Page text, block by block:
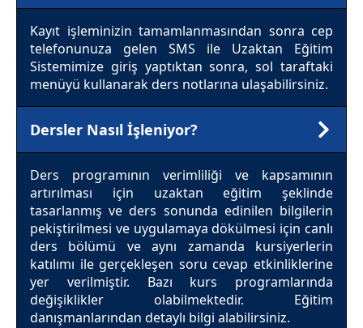
Kayıt işleminizin tamamlanmasından sonra cep
telefonunuza gelen SMS ile Uzaktan Eğitim
Sistemimize giriş yaptıktan sonra, sol taraftaki
menüyü kullanarak ders notlarına ulaşabilirsiniz.
Dersler Nasıl İşleniyor?
Ders programının verimliliği ve kapsamının
artırılması için uzaktan eğitim şeklinde
tasarlanmış ve ders sonunda edinilen bilgilerin
pekiştirilmesi ve uygulamaya dökülmesi için canlı
ders bölümü ve aynı zamanda kursiyerlerin
katılımı ile gerçekleşen soru cevap etkinliklerine
yer verilmiştir. Bazı kurs programlarında
değişiklikler olabilmektedir. Eğitim
danışmanlarından detaylı bilgi alabilirsiniz.